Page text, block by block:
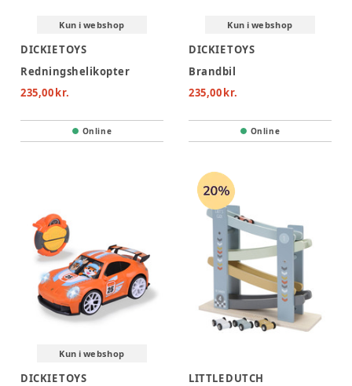
Kun i webshop
DICKIE TOYS
Redningshelikopter
235,00 kr.
Online
Kun i webshop
DICKIE TOYS
Brandbil
235,00 kr.
Online
Kun i webshop
DICKIE TOYS
LITTLE DUTCH